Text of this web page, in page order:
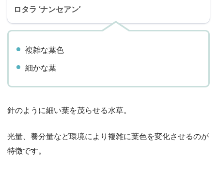
ロタラ ‘ナンセアン’
複雑な葉色
細かな葉
針のように細い葉を茂らせる水草。
光量、養分量など環境により複雑に葉色を変化させるのが
特徴です。